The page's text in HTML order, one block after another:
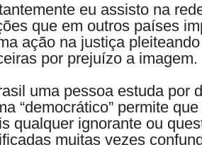
eu assisto na
que em outros países
ação na justiça
por prejuízo a imagem.
uma pessoa estuda por
“democrático” permite
qualquer ignorante ou
muitas vezes